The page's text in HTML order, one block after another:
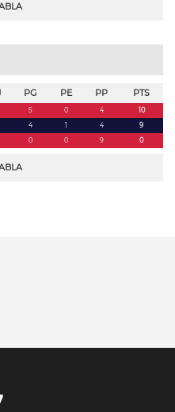
PG PE PP PTS
5 0 4
10
4 1 4
9
0 0 9 0